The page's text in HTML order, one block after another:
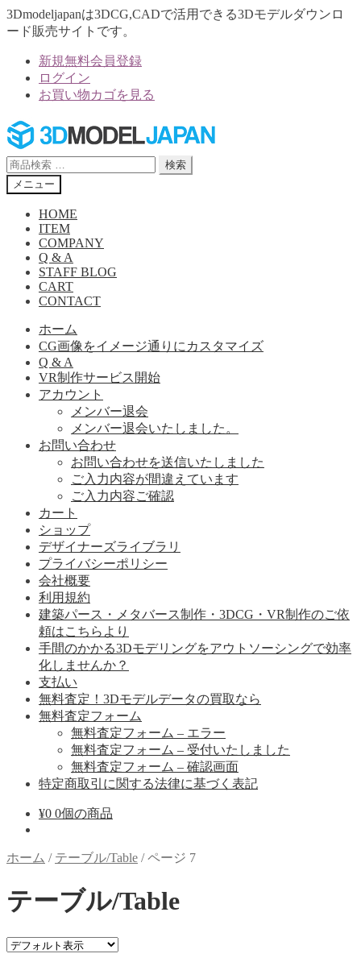
3Dmodeljapanは3DCG,CADで活用できる3Dモデルダウンロ
ード販売サイトです。
新規無料会員登録
ログイン
お買い物カゴを見る
ナ
ビ
ゲ
ー
シ
コ
ン
テ
ン
ツ
検
索
対
検索
メニュー
HOME
ITEM
COMPANY
Q & A
STAFF BLOG
CART
CONTACT
ホーム
CG画像をイメージ通りにカスタマイズ
Q & A
VR制作サービス開始
アカウント
メンバー退会
メンバー退会いたしました。
お問い合わせ
お問い合わせを送信いたしました
ご入力内容が間違えています
ご入力内容ご確認
カート
ショップ
デザイナーズライブラリ
プライバシーポリシー
会社概要
利用規約
建築パース・メタバース制作・3DCG・VR制作のご依
頼はこちらより
手間のかかる3Dモデリングをアウトソーシングで効率
化しませんか？
支払い
無料査定！3Dモデルデータの買取なら
無料査定フォーム
無料査定フォーム – エラー
無料査定フォーム – 受付いたしました
無料査定フォーム – 確認画面
特定商取引に関する法律に基づく表記
¥0 0個の商品
ホーム / テーブル/Table /ページ 7
テーブル/Table